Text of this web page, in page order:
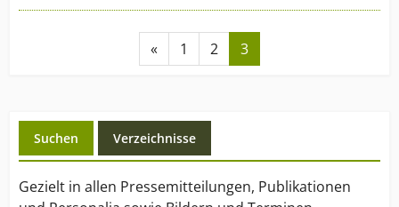
« 1 2 3
Suchen Verzeichnisse
Gezielt in allen Pressemitteilungen, Publikationen